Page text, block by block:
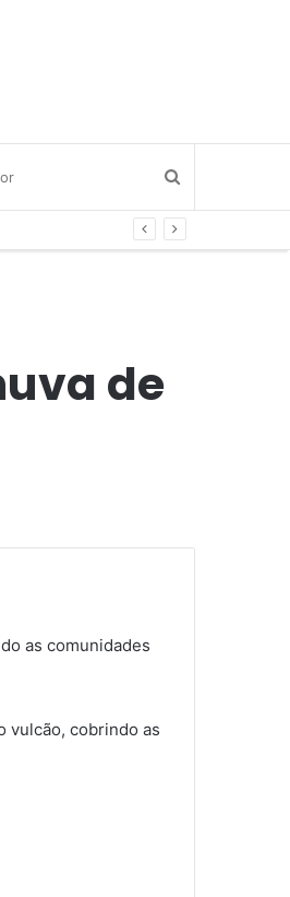
de
as comunidades
vulcão, cobrindo as